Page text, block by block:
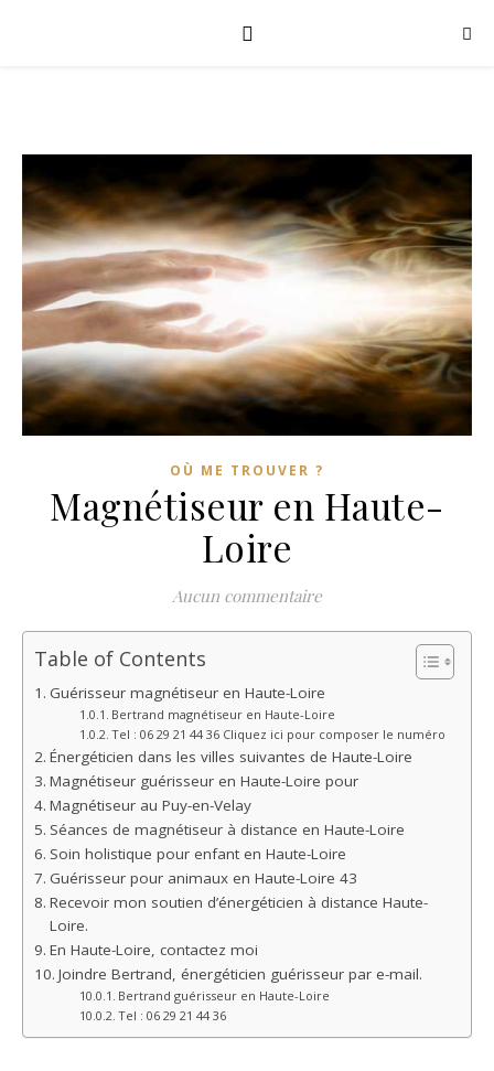
OÙ ME TROUVER ?
Magnétiseur en Haute-
Loire
Aucun commentaire
Table of Contents
Guérisseur magnétiseur en Haute-Loire
Bertrand magnétiseur en Haute-Loire
Tel : 06 29 21 44 36 Cliquez ici pour composer le numéro
Énergéticien dans les villes suivantes de Haute-Loire
Magnétiseur guérisseur en Haute-Loire pour
Magnétiseur au Puy-en-Velay
Séances de magnétiseur à distance en Haute-Loire
Soin holistique pour enfant en Haute-Loire
Guérisseur pour animaux en Haute-Loire 43
Recevoir mon soutien d’énergéticien à distance Haute-
Loire.
En Haute-Loire, contactez moi
Joindre Bertrand, énergéticien guérisseur par e-mail.
Bertrand guérisseur en Haute-Loire
Tel : 06 29 21 44 36